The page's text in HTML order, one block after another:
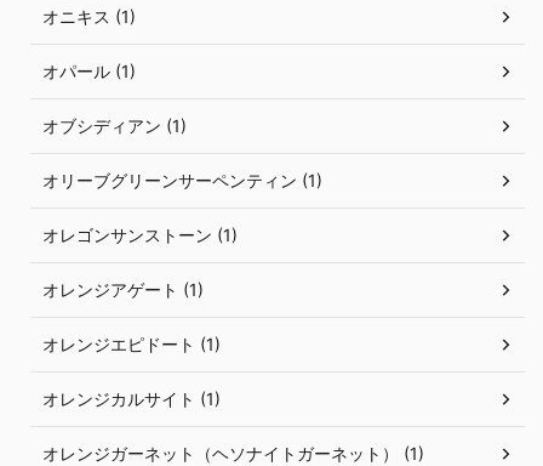
オニキス (1)
オパール (1)
オブシディアン (1)
オリーブグリーンサーペンティン (1)
オレゴンサンストーン (1)
オレンジアゲート (1)
オレンジエピドート (1)
オレンジカルサイト (1)
オレンジガーネット（ヘソナイトガーネット） (1)